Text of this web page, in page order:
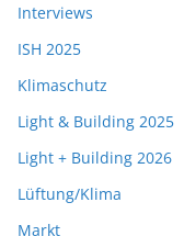
Interviews
ISH 2025
Klimaschutz
Light & Building 2025
Light + Building 2026
Lüftung/Klima
Markt